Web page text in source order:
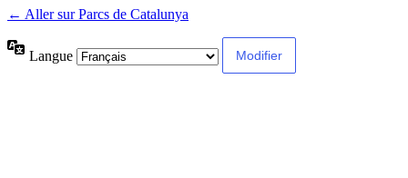
← Aller sur Parcs de Catalunya
Langue